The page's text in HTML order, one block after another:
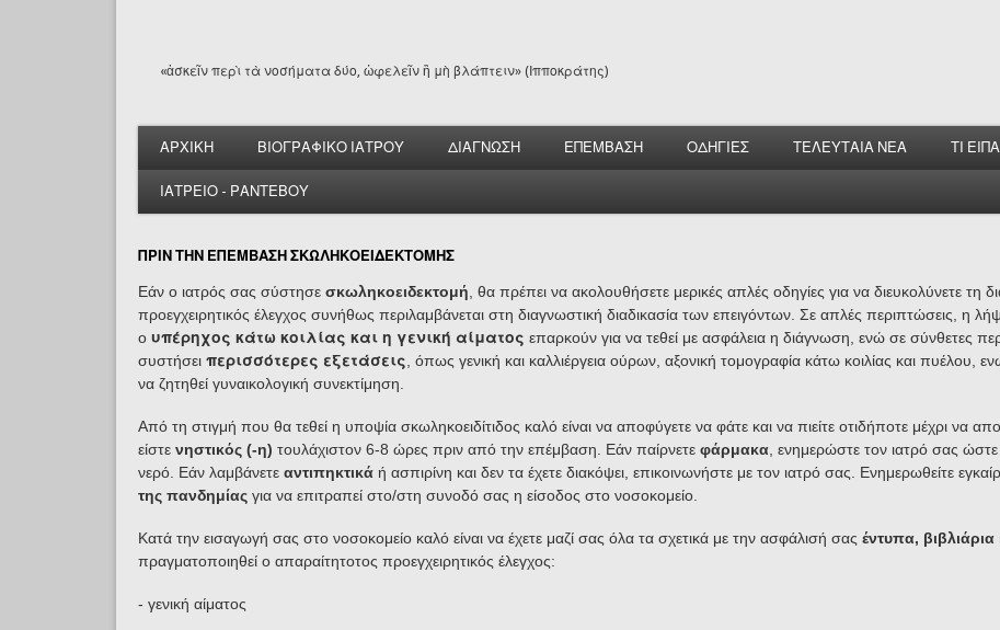
«ἀσκεῖν περὶ τὰ νοσήματα δύο, ὠφελεῖν ἢ μὴ βλάπτειν» (Ιπποκράτης)
ΑΡΧΙΚΗ ΒΙΟΓΡΑΦΙΚΟ ΙΑΤΡΟΥ ΔΙΑΓΝΩΣΗ ΕΠΕΜΒΑΣΗ ΟΔΗΓΙΕΣ ΤΕΛΕΥΤΑΙΑ ΝΕΑ ΤΙ
ΙΑΤΡΕΙΟ - ΡΑΝΤΕΒΟΥ
ΠΡΙΝ ΤΗΝ ΕΠΕΜΒΑΣΗ ΣΚΩΛΗΚΟΕΙΔΕΚΤΟΜΗΣ
Εάν ο ιατρός σας σύστησε σκωληκοειδεκτομή , θα πρέπει να ακολουθήσετε μερικές απλές οδηγίες για να διευκολύνετε
προεγχειρητικός έλεγχος συνήθως περιλαμβάνεται στη διαγνωστική διαδικασία των επειγόντων. Σε απλές περιπτώσεις, η
ο υπέρηχος κάτω κοιλίας και η γενική αίματος επαρκούν για να τεθεί με ασφάλεια η διάγνωση, ενώ σε σύνθετες
συστήσει περισσότερες εξετάσεις , όπως γενική και καλλιέργεια ούρων, αξονική τομογραφία κάτω κοιλίας και πυέλου,
να ζητηθεί γυναικολογική συνεκτίμηση.
Από τη στιγμή που θα τεθεί η υποψία σκωληκοειδίτιδος καλό είναι να αποφύγετε να φάτε και να πιείτε οτιδήποτε μέχρι να
είστε νηστικός (-η) τουλάχιστον 6-8 ώρες πριν από την επέμβαση. Εάν παίρνετε φάρμακα, ενημερώστε τον ιατρό σας
νερό. Εάν λαμβάνετε αντιπηκτικάή ασπιρίνη και δεν τα έχετε διακόψει, επικοινωνήστε με τον ιατρό σας. Ενημερωθείτε
της πανδημίαςγια να επιτραπεί στο/στη συνοδό σας η είσοδος στο νοσοκομείο.
Κατά την εισαγωγή σας στο νοσοκομείο καλό είναι να έχετε μαζί σας όλα τα σχετικά με την ασφάλισή σας έντυπα, βιβλιάρια
πραγματοποιηθεί ο απαραίτητοτος προεγχειρητικός έλεγχος:
- γενική αίματος